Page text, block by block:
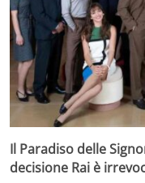
Il Paradiso delle
decisione Rai è